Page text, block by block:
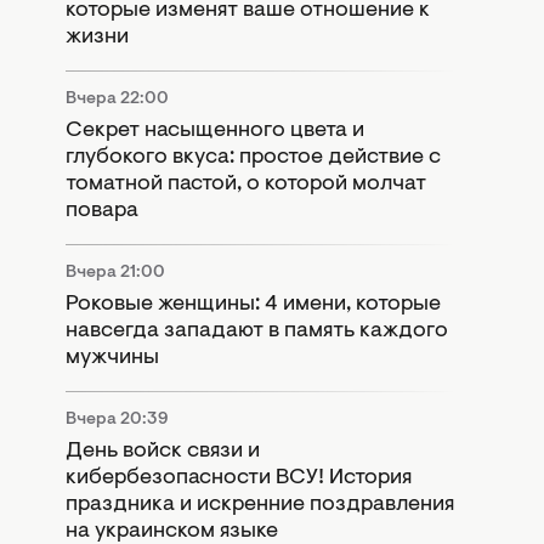
которые изменят ваше отношение к
жизни
Вчера 22:00
Секрет насыщенного цвета и
глубокого вкуса: простое действие с
томатной пастой, о которой молчат
повара
Вчера 21:00
Роковые женщины: 4 имени, которые
навсегда западают в память каждого
мужчины
Вчера 20:39
День войск связи и
кибербезопасности ВСУ! История
праздника и искренние поздравления
на украинском языке